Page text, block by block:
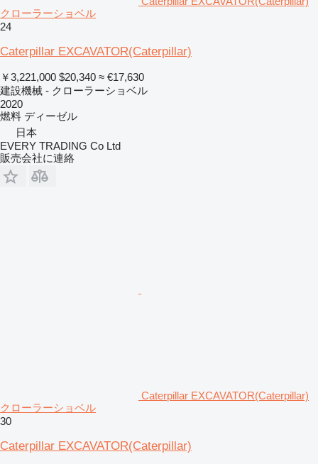
クローラーショベル
24
Caterpillar EXCAVATOR(Caterpillar)
￥3,221,000 $20,340 ≈ €17,630
建設機械 - クローラーショベル
2020
燃料 ディーゼル
日本
EVERY TRADING Co Ltd
販売会社に連絡
Caterpillar EXCAVATOR(Caterpillar)
クローラーショベル
30
Caterpillar EXCAVATOR(Caterpillar)